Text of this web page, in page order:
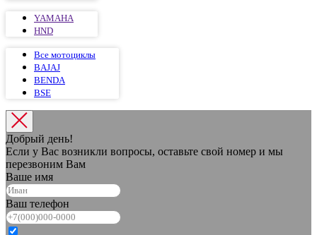
YAMAHA
HND
Все мотоциклы
BAJAJ
BENDA
BSE
Добрый день!
Если у Вас возникли вопросы, оставьте свой номер и мы
перезвоним Вам
Ваше имя
Ваш телефон